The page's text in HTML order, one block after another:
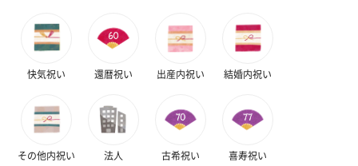
お酒
お酒を同梱してお届けいたします。
快気祝い 還暦祝い 出産内祝い 結婚内祝い
その他内祝い 法人 古希祝い 喜寿祝い